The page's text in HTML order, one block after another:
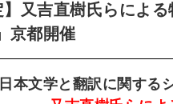
】又吉直樹氏らによ
京都開催
日本文学と翻訳に関する